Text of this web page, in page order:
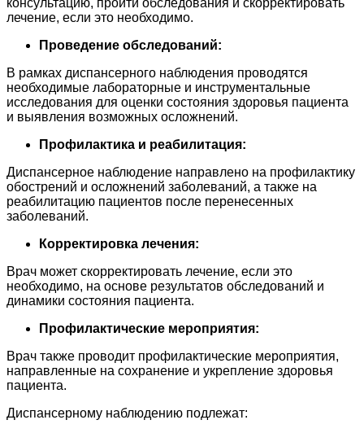
консультацию, пройти обследования и скорректировать
лечение, если это необходимо.
Проведение обследований:
В рамках диспансерного наблюдения проводятся
необходимые лабораторные и инструментальные
исследования для оценки состояния здоровья пациента
и выявления возможных осложнений.
Профилактика и реабилитация:
Диспансерное наблюдение направлено на профилактику
обострений и осложнений заболеваний, а также на
реабилитацию пациентов после перенесенных
заболеваний.
Корректировка лечения:
Врач может скорректировать лечение, если это
необходимо, на основе результатов обследований и
динамики состояния пациента.
Профилактические мероприятия:
Врач также проводит профилактические мероприятия,
направленные на сохранение и укрепление здоровья
пациента.
Диспансерному наблюдению подлежат: